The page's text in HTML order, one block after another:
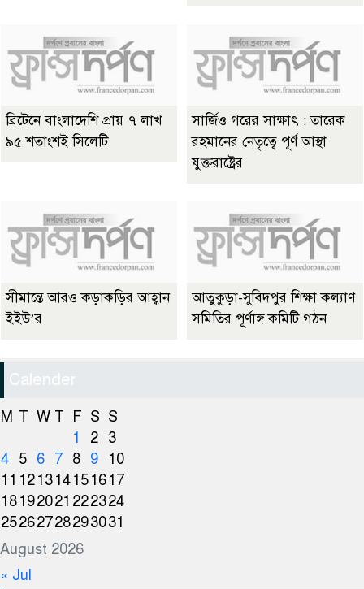
ব্রিটেনে বাংলাদেশি প্রায় ৭ লাখ
৯৫ শতাংশই সিলেটি
সার্জিও গরের সাক্ষাৎ : তারেক
রহমানের নেতৃত্বে পূর্ণ আস্থা
যুক্তরাষ্ট্রের
সীমান্তে আরও কড়াকড়ির আহ্বান
ইইউ’র
আতুকুড়া-সুবিদপুর শিক্ষা কল্যাণ
সমিতির পূর্ণাঙ্গ কমিটি গঠন
Calender
August 2026
M T W T F S S
1
2 3
4 5 6 7 8 9
10
11 121314151617
18192021 222324
25262728293031
« Jul